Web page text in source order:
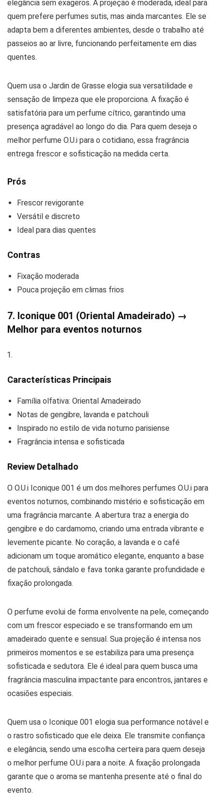
elegância sem exageros. A projeção é moderada, ideal para
quem prefere perfumes sutis, mas ainda marcantes. Ele se
adapta bem a diferentes ambientes, desde o trabalho até
passeios ao ar livre, funcionando perfeitamente em dias
quentes.
Quem usa o Jardin de Grasse elogia sua versatilidade e
sensação de limpeza que ele proporciona. A fixação é
satisfatória para um perfume cítrico, garantindo uma
presença agradável ao longo do dia. Para quem deseja o
melhor perfume O.U.i para o cotidiano, essa fragrância
entrega frescor e sofisticação na medida certa.
Prós
Frescor revigorante
Versátil e discreto
Ideal para dias quentes
Contras
Fixação moderada
Pouca projeção em climas frios
7. Iconique 001 (Oriental Amadeirado) →
Melhor para eventos noturnos
Características Principais
Família olfativa: Oriental Amadeirado
Notas de gengibre, lavanda e patchouli
Inspirado no estilo de vida noturno parisiense
Fragrância intensa e sofisticada
Review Detalhado
O O.U.i Iconique 001 é um dos melhores perfumes O.U.i para
eventos noturnos, combinando mistério e sofisticação em
uma fragrância marcante. A abertura traz a energia do
gengibre e do cardamomo, criando uma entrada vibrante e
levemente picante. No coração, a lavanda e o café
adicionam um toque aromático elegante, enquanto a base
de patchouli, sândalo e fava tonka garante profundidade e
fixação prolongada.
O perfume evolui de forma envolvente na pele, começando
com um frescor especiado e se transformando em um
amadeirado quente e sensual. Sua projeção é intensa nos
primeiros momentos e se estabiliza para uma presença
sofisticada e sedutora. Ele é ideal para quem busca uma
fragrância masculina impactante para encontros, jantares e
ocasiões especiais.
Quem usa o Iconique 001 elogia sua performance notável e
o rastro sofisticado que ele deixa. Ele transmite confiança
e elegância, sendo uma escolha certeira para quem deseja
o melhor perfume O.U.i para a noite. A fixação prolongada
garante que o aroma se mantenha presente até o final do
evento.